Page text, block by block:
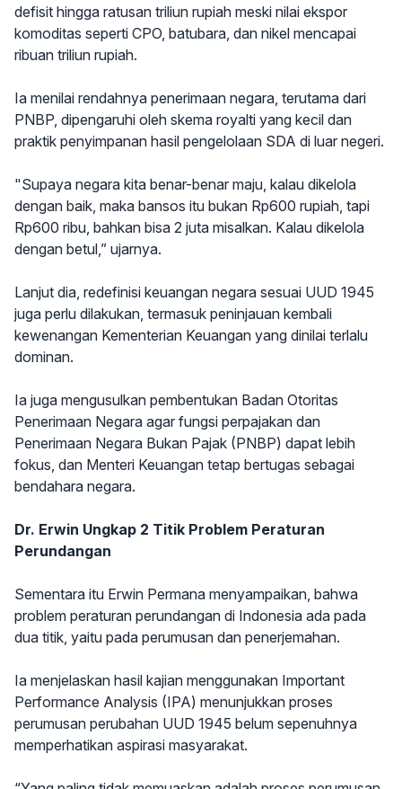
defisit hingga ratusan triliun rupiah meski nilai ekspor
komoditas seperti CPO, batubara, dan nikel mencapai
ribuan triliun rupiah.
Ia menilai rendahnya penerimaan negara, terutama dari
PNBP, dipengaruhi oleh skema royalti yang kecil dan
praktik penyimpanan hasil pengelolaan SDA di luar negeri.
"Supaya negara kita benar-benar maju, kalau dikelola
dengan baik, maka bansos itu bukan Rp600 rupiah, tapi
Rp600 ribu, bahkan bisa 2 juta misalkan. Kalau dikelola
dengan betul,” ujarnya.
Lanjut dia, redefinisi keuangan negara sesuai UUD 1945
juga perlu dilakukan, termasuk peninjauan kembali
kewenangan Kementerian Keuangan yang dinilai terlalu
dominan.
Ia juga mengusulkan pembentukan Badan Otoritas
Penerimaan Negara agar fungsi perpajakan dan
Penerimaan Negara Bukan Pajak (PNBP) dapat lebih
fokus, dan Menteri Keuangan tetap bertugas sebagai
bendahara negara.
Dr. Erwin Ungkap 2 Titik Problem Peraturan
Perundangan
Sementara itu Erwin Permana menyampaikan, bahwa
problem peraturan perundangan di Indonesia ada pada
dua titik, yaitu pada perumusan dan penerjemahan.
Ia menjelaskan hasil kajian menggunakan Important
Performance Analysis (IPA) menunjukkan proses
perumusan perubahan UUD 1945 belum sepenuhnya
memperhatikan aspirasi masyarakat.